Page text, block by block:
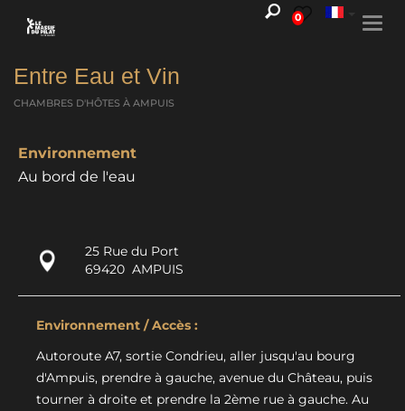
0
Entre Eau et Vin
CHAMBRES D'HÔTES À AMPUIS
Environnement
Au bord de l'eau
25 Rue du Port
69420 AMPUIS
Environnement / Accès :
Autoroute A7, sortie Condrieu, aller jusqu'au bourg
d'Ampuis, prendre à gauche, avenue du Château, puis
tourner à droite et prendre la 2ème rue à gauche. Au